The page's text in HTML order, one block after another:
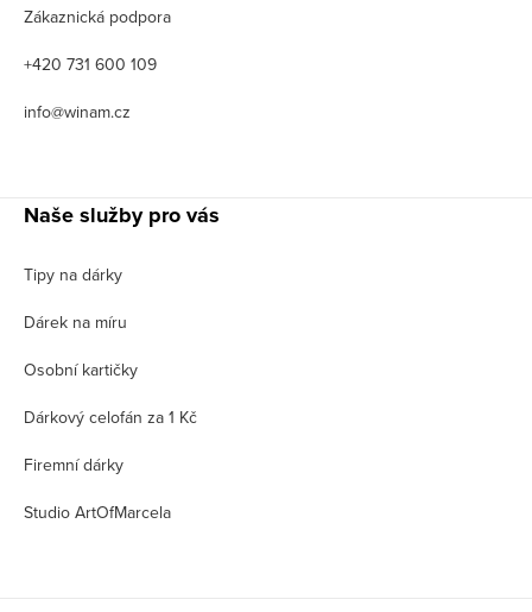
Zákaznická podpora
+420 731 600 109
info@winam.cz
Naše služby pro vás
Tipy na dárky
Dárek na míru
Osobní kartičky
Dárkový celofán za 1 Kč
Firemní dárky
Studio ArtOfMarcela